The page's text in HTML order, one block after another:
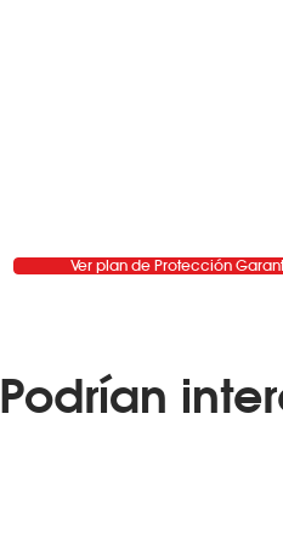
Ver plan de Protección
Podrían